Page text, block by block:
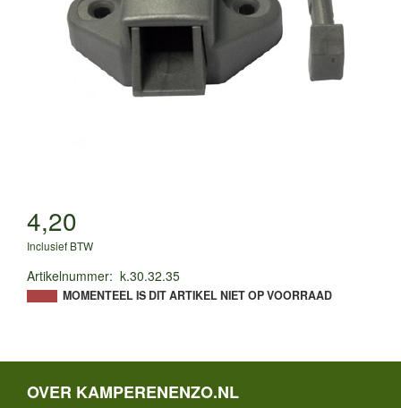
4,20
Inclusief BTW
Artikelnummer: k.30.32.35
MOMENTEEL IS DIT ARTIKEL NIET OP VOORRAAD
OVER KAMPERENENZO.NL